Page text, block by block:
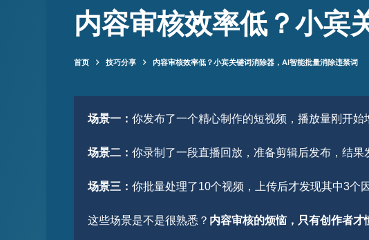
内容审核效率低？小宾
首页 技巧分享 内容审核效率低？小宾关键词消除器，AI智能批量消除违禁词
场景一：你发布了一个精心制作的短视频，播放量刚开
场景二：你录制了一段直播回放，准备剪辑后发布，结
场景三：你批量处理了10个视频，上传后才发现其中3
这些场景是不是很熟悉？ 内容审核的烦恼，只有创作者才